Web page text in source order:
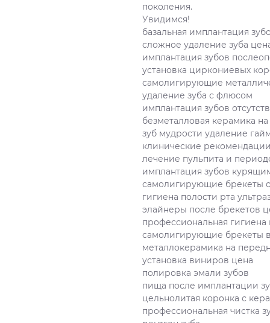
поколения.
Увидимся!
базальная имплантация
сложное удаление зуба
имплантация зубов
установка циркониевых
самолигирующие
удаление зуба с флюсом
имплантация зубов
безметалловая керамика
зуб мудрости удаление
клинические
лечение пульпита и
имплантация зубов
самолигирующие брекеты
гигиена полости рта
элайнеры после брекетов
профессиональная гигиена
самолигирующие брекеты
металлокерамика на
установка виниров цена
полировка эмали зубов
пища после имплантации
цельнолитая коронка с
профессиональная чистка